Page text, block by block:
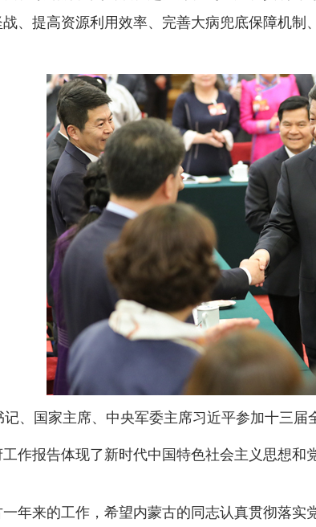
、提高资源利用效率、完善大病兜底保障机
国家主席、中央军委主席习近平参加十三届
报告体现了新时代中国特色社会主义思想和
来的工作，希望内蒙古的同志认真贯彻落实